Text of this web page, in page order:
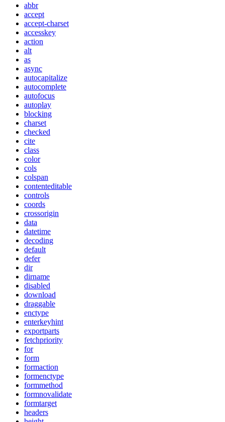
abbr
accept
accept-charset
accesskey
action
alt
as
async
autocapitalize
autocomplete
autofocus
autoplay
blocking
charset
checked
cite
class
color
cols
colspan
contenteditable
controls
coords
crossorigin
data
datetime
decoding
default
defer
dir
dirname
disabled
download
draggable
enctype
enterkeyhint
exportparts
fetchpriority
for
form
formaction
formenctype
formmethod
formnovalidate
formtarget
headers